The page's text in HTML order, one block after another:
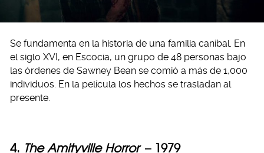
Se fundamenta en la historia de una familia caníbal. En
el siglo XVI, en Escocia, un grupo de 48 personas bajo
las órdenes de Sawney Bean se comió a más de 1,000
individuos. En la película los hechos se trasladan al
presente.
4. The Amityville Horror– 1979